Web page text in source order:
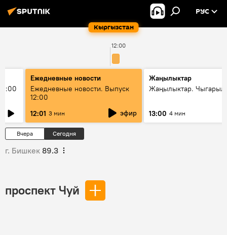
Кыргызстан
РУС
12:00
Ежедневные новости
Ежедневные новости. Выпуск
12:00
12:01 3 мин эфир
Жаңылыктар
Жаңылыктар.
13:00 4 мин
Вчера Сегодня
г. Бишкек 89.3
проспект Чуй